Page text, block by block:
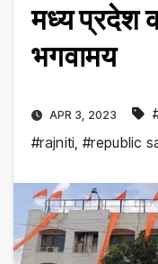
मध्य प्रदेश
भगवामय
APR 3, 2023
#rajniti ,#republic